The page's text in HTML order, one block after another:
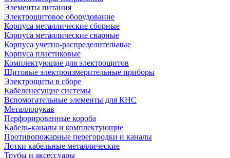
Элементы питания
Электрощитовое оборудование
Корпуса металлические сборные
Корпуса металлические сварные
Корпуса учетно-распределительные
Корпуса пластиковые
Комплектующие для электрощитов
Щитовые электроизмерительные приборы
Электрощиты в сборе
Кабеленесущие системы
Вспомогательные элементы для КНС
Металлорукав
Перфорированные короба
Кабель-каналы и комплектующие
Противопожарные перегородки и каналы
Лотки кабельные металлические
Трубы и аксессуары